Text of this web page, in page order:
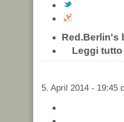
Red.Berlin's
Leggi tutto
5. April 2014 - 19:45